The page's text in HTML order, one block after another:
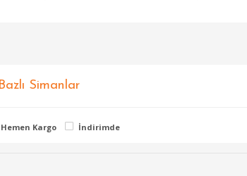
Simanlar
Hemen Kargo İndirimde